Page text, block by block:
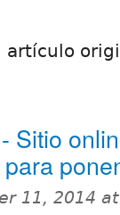
artículo
Sitio
11, 2014